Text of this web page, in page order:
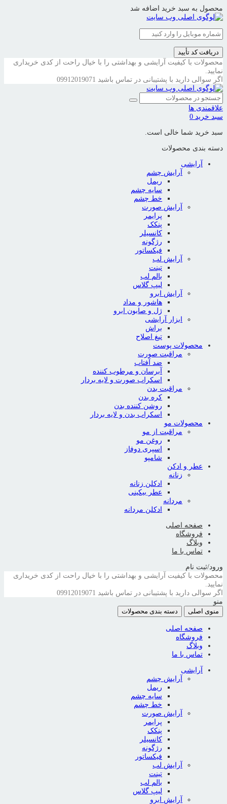
محصول به سبد خرید اضافه شد
دریافت کد تأیید
محصولات با کیفیت آرایشی و بهداشتی را با خیال راحت از کدی خریداری
نمایید.
اگر سوالی دارید با پشتیبانی در تماس باشید 09912019071
علاقمندی ها
سبد خرید 0
سبد خرید شما خالی است.
دسته بندی محصولات
آرایشی
آرایش چشم
ریمل
سایه چشم
خط چشم
آرایش صورت
پرایمر
پنکک
کانسیلر
رژگونه
فیکساتور
آرایش لب
تینت
بالم لب
لیپ گلاس
آرایش ابرو
هاشور و مداد
ژل و صابون ابرو
ابزار آرایشی
براش
تیغ اصلاح
محصولات پوست
مراقبت صورت
ضد آفتاب
آبرسان و مرطوب کننده
اسکراب صورت و لایه بردار
مراقبت بدن
کره بدن
روشن کننده بدن
اسکراب بدن و لایه بردار
محصولات مو
مراقبت از مو
روغن مو
اسپری دوفاز
شامپو
عطر و ادکن
زنانه
ادکلن زنانه
عطر بیکینی
مردانه
ادکلن مردانه
صفحه اصلی
فروشگاه
وبلاگ
تماس با ما
ورود/ثبت نام
محصولات با کیفیت آرایشی و بهداشتی را با خیال راحت از کدی خریداری
نمایید.
اگر سوالی دارید با پشتیبانی در تماس باشید 09912019071
منو
منوی اصلی
دسته بندی محصولات
صفحه اصلی
فروشگاه
وبلاگ
تماس با ما
آرایشی
آرایش چشم
ریمل
سایه چشم
خط چشم
آرایش صورت
پرایمر
پنکک
کانسیلر
رژگونه
فیکساتور
آرایش لب
تینت
بالم لب
لیپ گلاس
آرایش ابرو